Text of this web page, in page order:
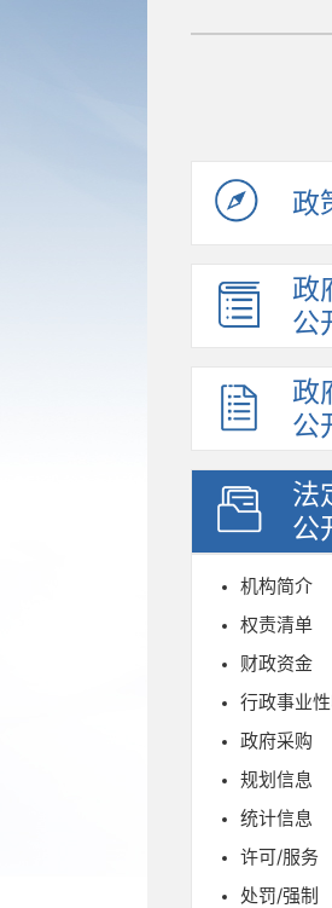
政
政
公
政
公
法
公
机构简介
权责清单
财政资金
行政事业
政府采购
规划信息
统计信息
许可/服务
处罚/强制